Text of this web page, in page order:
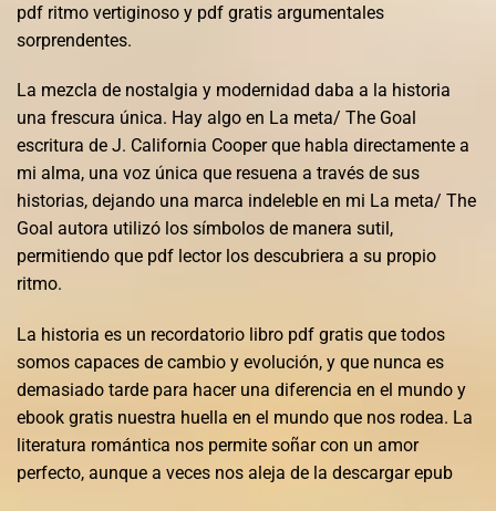
pdf ritmo vertiginoso y pdf gratis argumentales
sorprendentes.
La mezcla de nostalgia y modernidad daba a la historia
una frescura única. Hay algo en La meta/ The Goal
escritura de J. California Cooper que habla directamente a
mi alma, una voz única que resuena a través de sus
historias, dejando una marca indeleble en mi La meta/ The
Goal autora utilizó los símbolos de manera sutil,
permitiendo que pdf lector los descubriera a su propio
ritmo.
La historia es un recordatorio libro pdf gratis que todos
somos capaces de cambio y evolución, y que nunca es
demasiado tarde para hacer una diferencia en el mundo y
ebook gratis nuestra huella en el mundo que nos rodea. La
literatura romántica nos permite soñar con un amor
perfecto, aunque a veces nos aleja de la descargar epub